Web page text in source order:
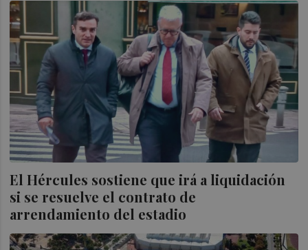
El Hércules sostiene que irá a liquidación
si se resuelve el contrato de
arrendamiento del estadio